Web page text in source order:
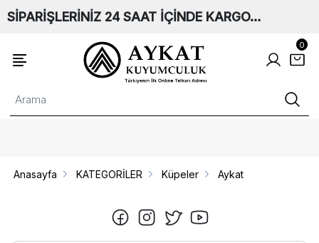
SİPARİŞLERİNİZ 24 SAAT İÇİNDE KARGO…
0
Anasayfa KATEGORİLER Küpeler Aykat